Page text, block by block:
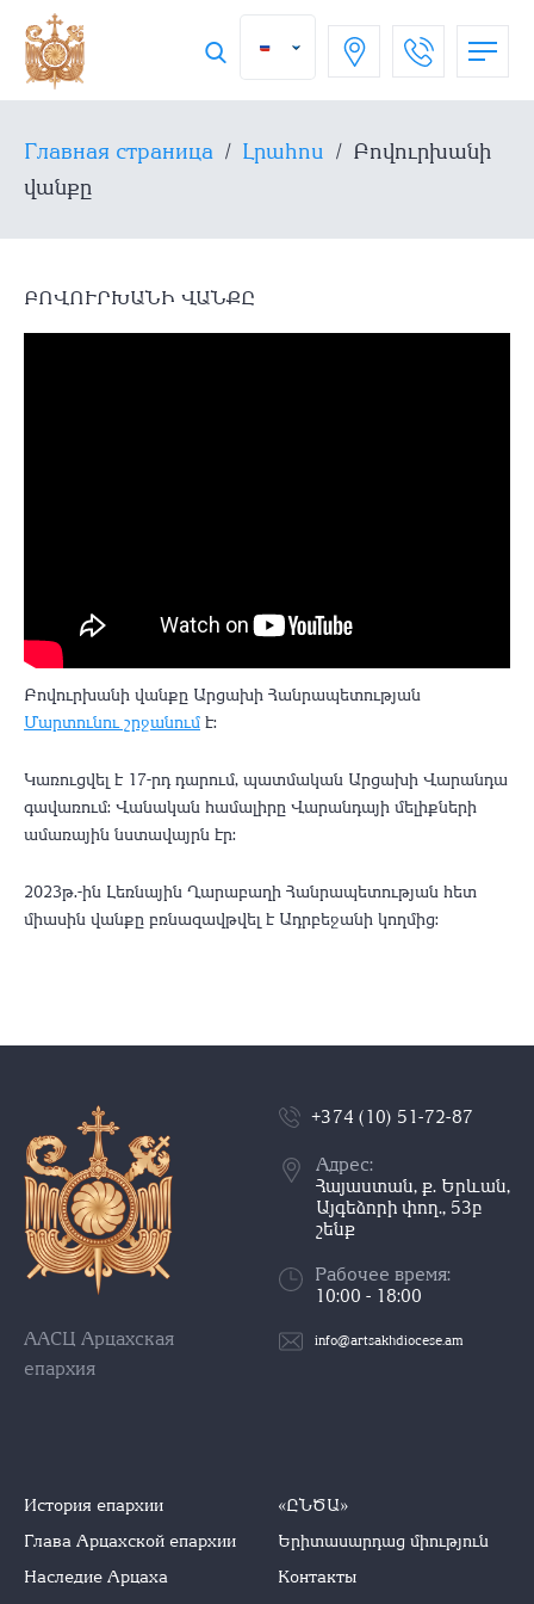
Главная страница / Լրահոս / Բովուրխանի
վանքը
ԲՈՎՈՒՐԽԱՆԻ ՎԱՆՔԸ
Բովուրխանի վանքը Արցախի Հանրապետության
Մարտունու շրջանում է:
Կառուցվել է 17-րդ դարում, պատմական Արցախի Վարանդա
գավառում: Վանական համալիրը Վարանդայի մելիքների
ամառային նստավայրն էր:
2023թ.-ին Լեռնային Ղարաբաղի Հանրապետության հետ
միասին վանքը բռնազավթվել է Ադրբեջանի կողմից:
ААСЦ Арцахская
епархия
История епархии
Глава Арцахской епархии
Наследие Арцаха
«ԸՆԾԱ»
Երիտասարդաց միություն
Контакты
+374 (10) 51-72-87
Адрес:
Հայաստան, ք. Երևան,
Այգեձորի փող., 53բ
շենք
Рабочее время:
10:00 - 18:00
info@artsakhdiocese.am